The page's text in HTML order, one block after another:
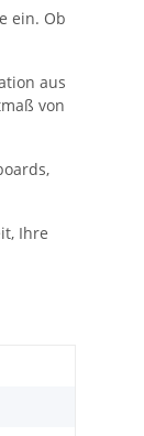
ein. Ob
aus
von
Ihre